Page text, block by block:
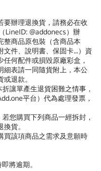
要辦理退換貨，請務必在收
LineID: @addonecs）辦
整商品原包裝（含商品本
件、說明書、保固卡...）資
何配件或損毀原廠彩盒，
細表請一同隨貨附上，本公
退款。
讓單產生退貨困難之情事，
平台）代為處理發票，
您購買下列商品一經拆封，
貨。
買該項商品之需求及意願時
將逾期。